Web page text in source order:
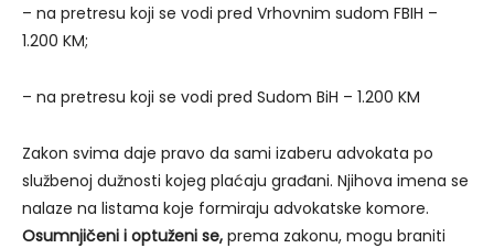
– na pretresu koji se vodi pred Vrhovnim sudom FBIH –
1.200 KM;
– na pretresu koji se vodi pred Sudom BiH – 1.200 KM
Zakon svima daje pravo da sami izaberu advokata po
službenoj dužnosti kojeg plaćaju građani. Njihova imena se
nalaze na listama koje formiraju advokatske komore.
Osumnjičeni i optuženi se, prema zakonu, mogu braniti